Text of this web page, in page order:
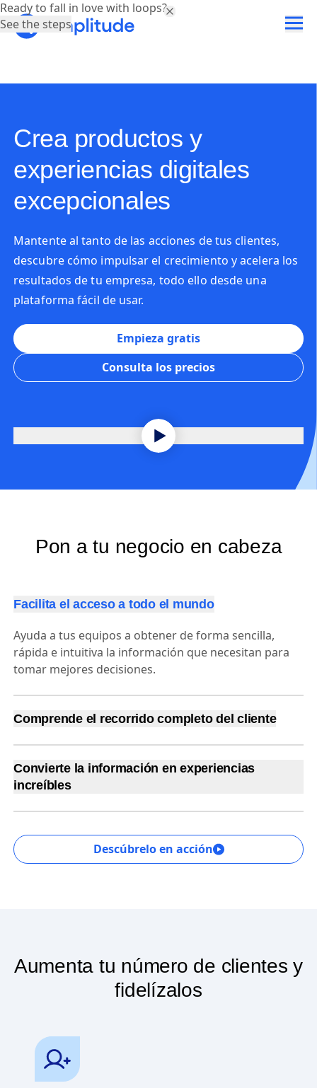
Crea productos y
experiencias digitales
excepcionales
Mantente al tanto de las acciones de tus clientes,
descubre cómo impulsar el crecimiento y acelera los
resultados de tu empresa, todo ello desde una
plataforma fácil de usar.
Empieza gratis
Consulta los precios
Pon a tu negocio en cabeza
Facilita el acceso a todo el mundo
Ayuda a tus equipos a obtener de forma sencilla,
rápida e intuitiva la información que necesitan para
tomar mejores decisiones.
Comprende el recorrido completo del cliente
desplazamiento, y te explicamos los motivos en los
que se basan sus acciones.
Convierte la información en experiencias
increíbles
necesidades de tus clientes.
Descúbrelo en acción
Aumenta tu número de clientes y
fidelízalos
Ready to fall in love with loops?
See the steps